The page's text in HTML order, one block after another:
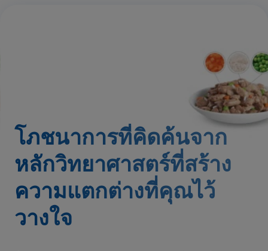
โภชนาการที่คิดค้นจาก
หลักวิทยาศาสตร์ที่สร้าง
ความแตกต่างที่คุณไว้
วางใจ